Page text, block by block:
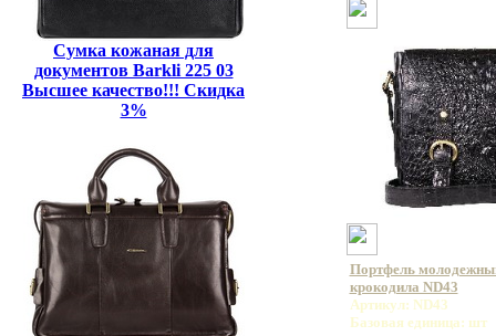
Сумка кожаная для
документов Barkli 225 03
Высшее качество!!! Скидка
3%
Портфель
крокодила ND43
Артикул: ND43
Базовая единица: шт